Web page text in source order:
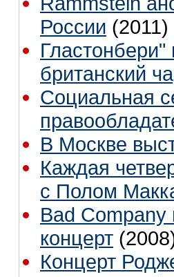
России (2011)
Гластонбери"
британский
Социальная
В Москве
Каждая
с Полом
Bad Company
концерт
Концерт